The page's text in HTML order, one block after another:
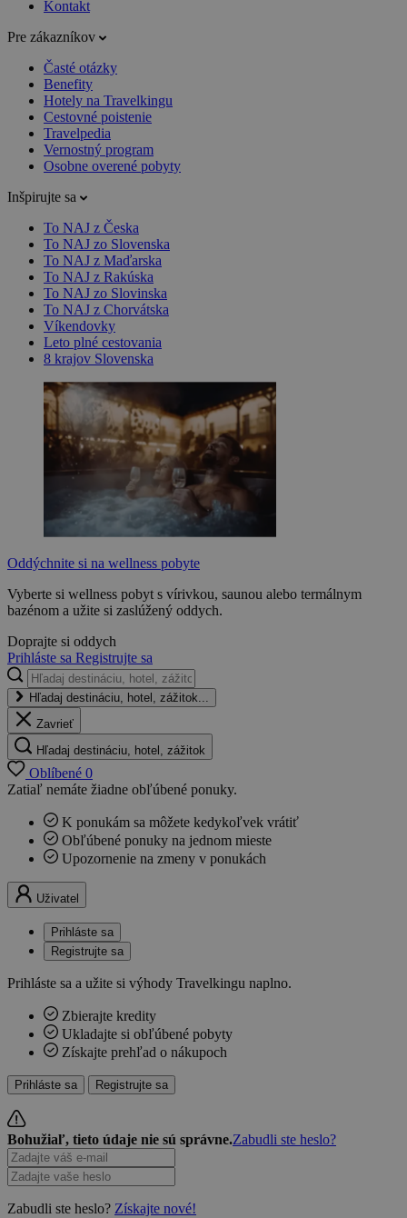
Kontakt
Pre zákazníkov
Časté otázky
Benefity
Hotely na Travelkingu
Cestovné poistenie
Travelpedia
Vernostný program
Osobne overené pobyty
Inšpirujte sa
To NAJ z Česka
To NAJ zo Slovenska
To NAJ z Maďarska
To NAJ z Rakúska
To NAJ zo Slovinska
To NAJ z Chorvátska
Víkendovky
Leto plné cestovania
8 krajov Slovenska
Oddýchnite si na wellness pobyte
Vyberte si wellness pobyt s vírivkou, saunou alebo termálnym
bazénom a užite si zaslúžený oddych.
Doprajte si oddych
Prihláste sa Registrujte sa
Hľadaj destináciu, hotel, zážitok...
Zavrieť
Hľadaj destináciu, hotel, zážitok
Oblíbené 0
Zatiaľ nemáte žiadne obľúbené ponuky.
K ponukám sa môžete kedykoľvek vrátiť
Obľúbené ponuky na jednom mieste
Upozornenie na zmeny v ponukách
Uživatel
Prihláste sa
Registrujte sa
Prihláste sa a užite si výhody Travelkingu naplno.
Zbierajte kredity
Ukladajte si obľúbené pobyty
Získajte prehľad o nákupoch
Prihláste sa Registrujte sa
Bohužiaľ, tieto údaje nie sú správne.Zabudli ste heslo?
Zabudli ste heslo? Získajte nové!